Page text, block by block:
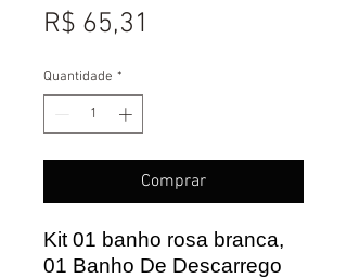
R$ 65,31
Quantidade *
Comprar
Kit 01 banho rosa branca,
01 Banho De Descarrego